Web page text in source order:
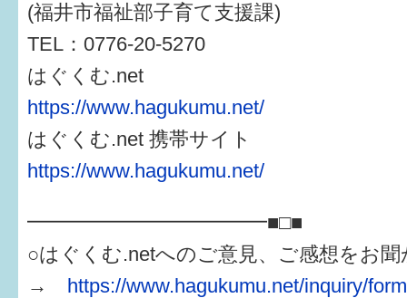
(福井市福祉部子育て支援課)
TEL：0776-20-5270
はぐくむ.net
https://www.hagukumu.net/
はぐくむ.net 携帯サイト
https://www.hagukumu.net/
━━━━━━━━━━━━■□■
○はぐくむ.netへのご意見、ご感想をお
→ https://www.hagukumu.net/inquiry/